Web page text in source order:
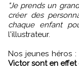
"Je prends un
créer des
chaque enfant
l'illustrateur.
Nos jeunes héros :
Victor sont en effet